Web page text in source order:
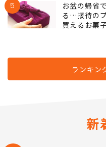
5
お盆の帰省
る…接待の
買えるお菓
ランキン
新